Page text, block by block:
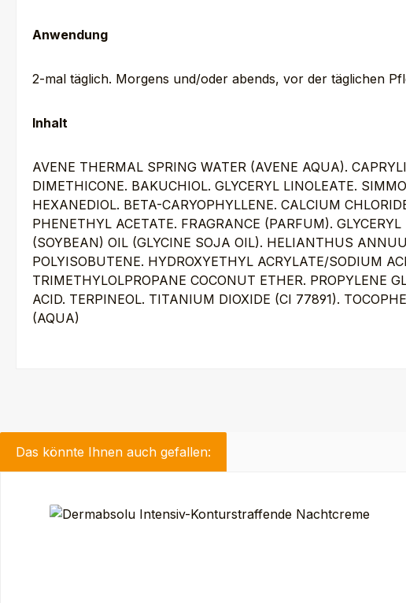
Anwendung
2-mal täglich. Morgens und/oder abends, vor der täglichen
Inhalt
AVENE THERMAL SPRING WATER (AVENE AQUA).
DIMETHICONE. BAKUCHIOL. GLYCERYL LINOLEATE.
HEXANEDIOL. BETA-CARYOPHYLLENE. CALCIUM
PHENETHYL ACETATE. FRAGRANCE (PARFUM).
(SOYBEAN) OIL (GLYCINE SOJA OIL). HELIANTHUS
POLYISOBUTENE. HYDROXYETHYL ACRYLATE/SODIUM
TRIMETHYLOLPROPANE COCONUT ETHER. PROPYLENE
ACID. TERPINEOL. TITANIUM DIOXIDE (CI 77891).
(AQUA)
Das könnte Ihnen auch gefallen: